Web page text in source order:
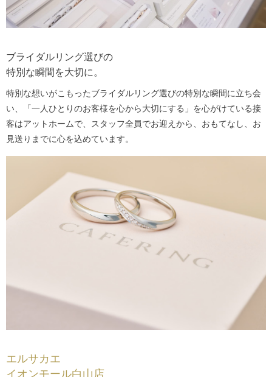
ブライダルリング選びの
特別な瞬間を大切に。
特別な想いがこもったブライダルリング選びの特別な瞬間に立ち会
い、「一人ひとりのお客様を心から大切にする」を心がけている接
客はアットホームで、スタッフ全員でお迎えから、おもてなし、お
見送りまでに心を込めています。
エルサカエ
イオンモール白山店